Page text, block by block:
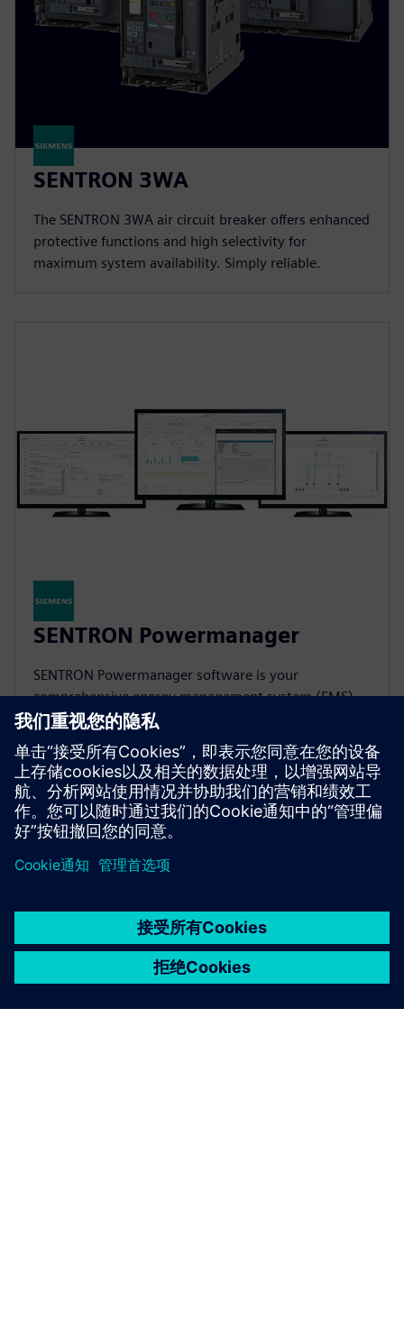
SENTRON 3WA
The SENTRON 3WA air circuit breaker offers enhanced
protective functions and high selectivity for
maximum system availability. Simply reliable.
SENTRON Powermanager
SENTRON Powermanager software is your
comprehensive energy management system (EMS)
with advanced functions for industrial, building and